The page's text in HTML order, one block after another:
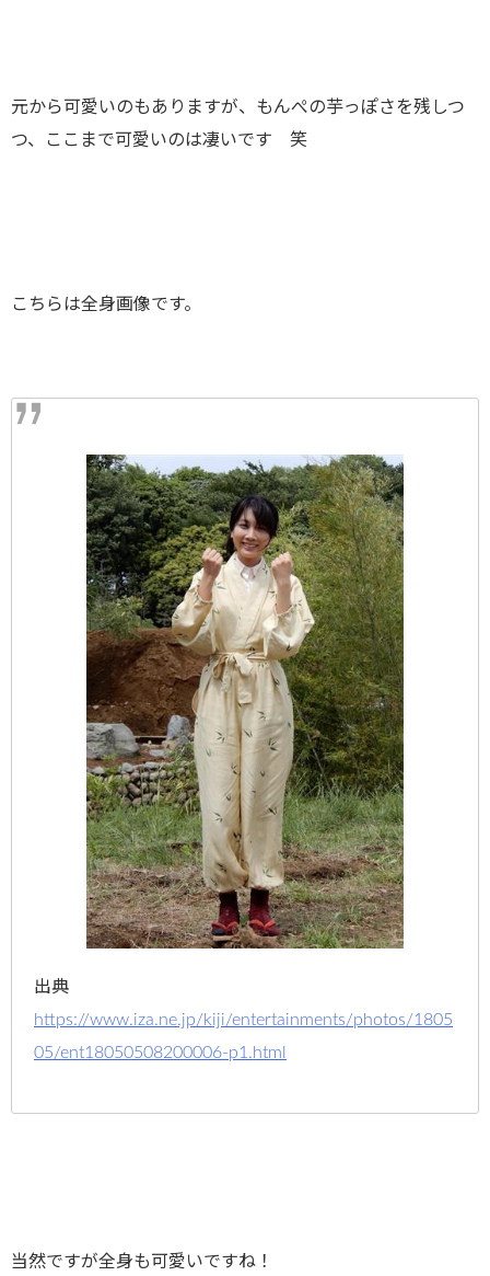
元から可愛いのもありますが、もんぺの芋っぽさを残しつ
つ、ここまで可愛いのは凄いです 笑
こちらは全身画像です。
出典
https://www.iza.ne.jp/kiji/entertainments/photos/1805
05/ent18050508200006-p1.html
当然ですが全身も可愛いですね！